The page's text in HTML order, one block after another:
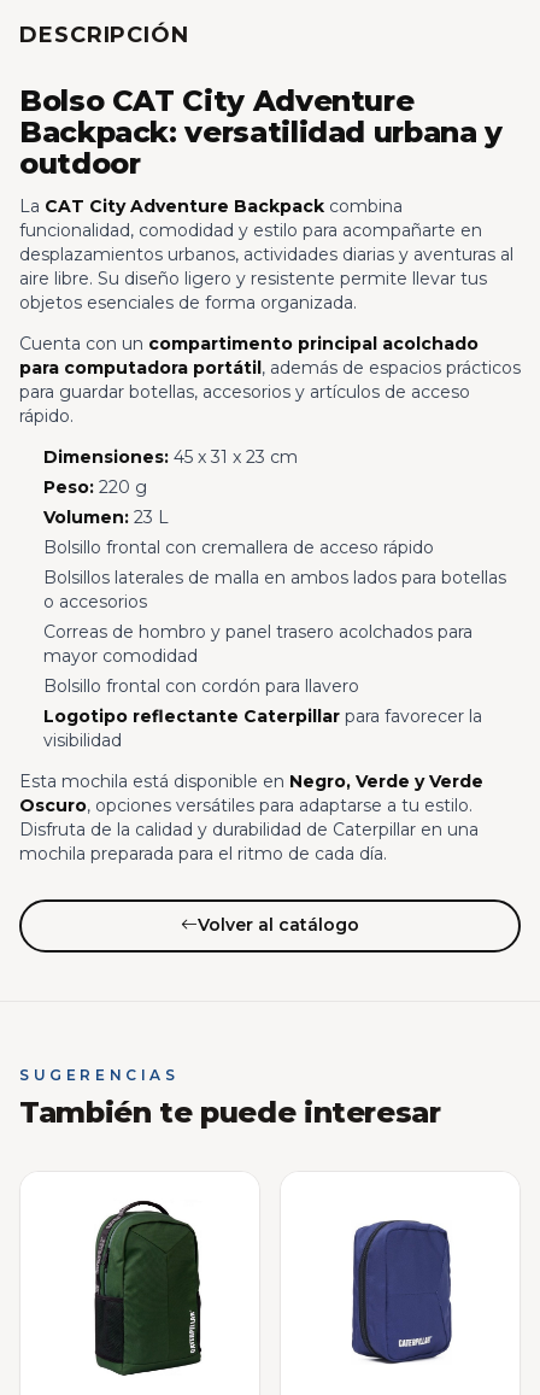
DESCRIPCIÓN
Bolso CAT City Adventure
Backpack: versatilidad urbana y
outdoor
La CAT City Adventure Backpack combina
funcionalidad, comodidad y estilo para acompañarte en
desplazamientos urbanos, actividades diarias y aventuras al
aire libre. Su diseño ligero y resistente permite llevar tus
objetos esenciales de forma organizada.
Cuenta con un compartimento principal acolchado
para computadora portátil, además de espacios prácticos
para guardar botellas, accesorios y artículos de acceso
rápido.
Dimensiones:45 x 31 x 23 cm
Peso:220 g
Volumen:23 L
Bolsillo frontal con cremallera de acceso rápido
Bolsillos laterales de malla en ambos lados para botellas
o accesorios
Correas de hombro y panel trasero acolchados para
mayor comodidad
Bolsillo frontal con cordón para llavero
Logotipo reflectante Caterpillarpara favorecer la
visibilidad
Esta mochila está disponible en Negro, Verde y Verde
Oscuro, opciones versátiles para adaptarse a tu estilo.
Disfruta de la calidad y durabilidad de Caterpillar en una
mochila preparada para el ritmo de cada día.
Volver al catálogo
SUGERENCIAS
También te puede interesar